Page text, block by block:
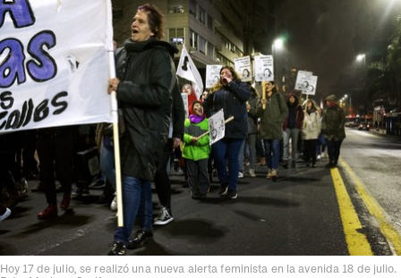
Hoy 17 de julio, se realizó una nueva alerta feminista en la avenida 18 de julio.